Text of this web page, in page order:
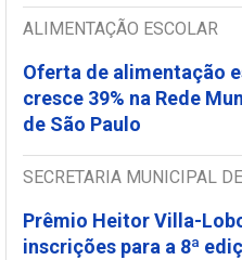
ALIMENTAÇÃO ESCOLAR
Oferta de alimentação
cresce 39% na Rede
de São Paulo
SECRETARIA MUNICIPAL
Prêmio Heitor Villa-
inscrições para a 8ª